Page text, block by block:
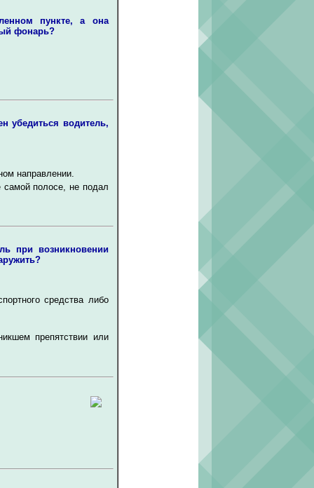
пункте, а она
фонарь?
убедиться водитель,
направлении.
самой полосе, не подал
при возникновении
средства либо
препятствии или